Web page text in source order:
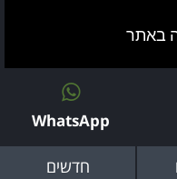
WhatsApp
חדשים